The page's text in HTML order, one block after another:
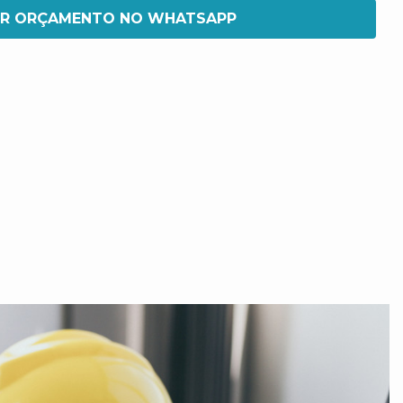
ORÇAMENTO NO WHATSAPP